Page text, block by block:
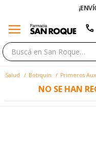
menu call
Salud Botiquín Primeros
NO SE HAN
close